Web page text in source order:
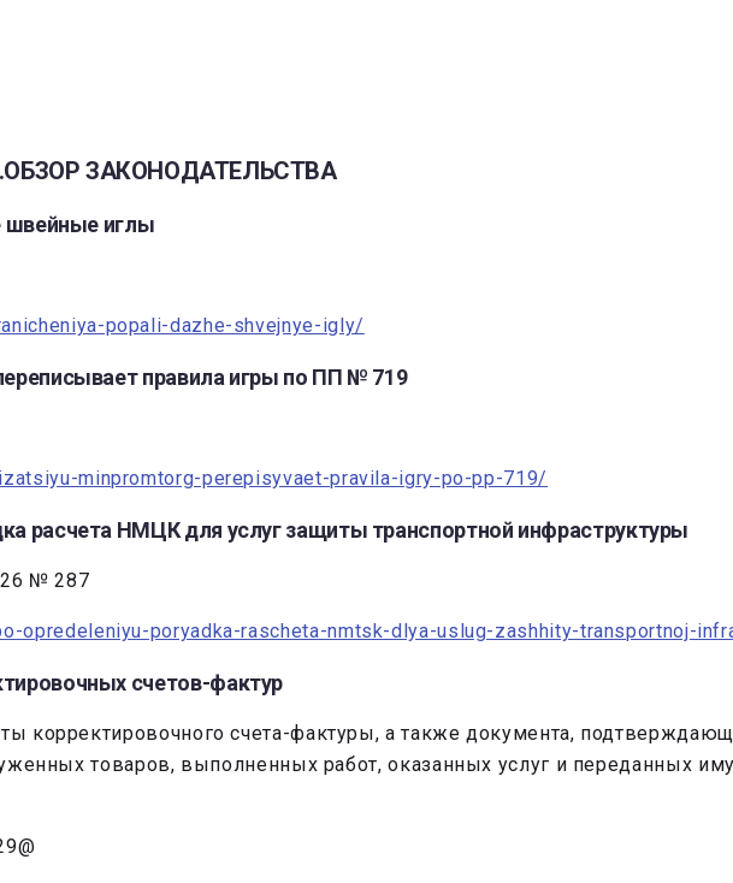
ЗАКОНОДАТЕЛЬСТВА
швейные иглы
popali-dazhe-shvejnye-igly/
правила игры по ПП № 719
minpromtorg-perepisyvaet-pravila-igry-po-pp-719/
расчета НМЦК для услуг защиты транспортной инфраструктуры
№ 287
opredeleniyu-poryadka-rascheta-nmtsk-dlya-uslug-zashhity-transportnoj-
счетов-фактур
корректировочного счета-фактуры, а также документа,
товаров, выполненных работ, оказанных услуг и переданных